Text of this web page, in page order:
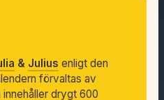
& Julius enligt den
förvaltas av
drygt 600